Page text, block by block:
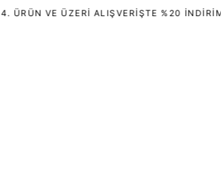
4. ÜRÜN VE ÜZERI ALIŞVERIŞTE %20 İNDIRIM